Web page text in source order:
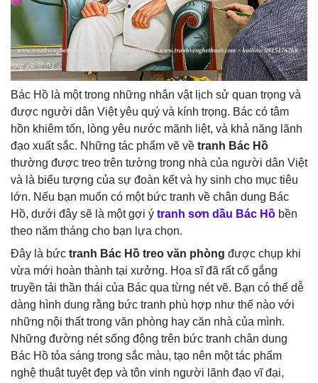
Bác Hồ là một trong những nhân vật lịch sử quan trọng và
được người dân Việt yêu quý và kính trọng. Bác có tâm
hồn khiêm tốn, lòng yêu nước mãnh liệt, và khả năng lãnh
đạo xuất sắc. Những tác phẩm vẽ về tranh Bác Hồ
thường được treo trên tường trong nhà của người dân Việt
và là biểu tượng của sự đoàn kết và hy sinh cho mục tiêu
lớn. Nếu bạn muốn có một bức tranh về chân dung Bác
Hồ, dưới đây sẽ là một gợi ý tranh sơn dầu Bác Hồ bền
theo năm tháng cho bạn lựa chọn.
Đây là bức tranh Bác Hồ treo văn phòng được chụp khi
vừa mới hoàn thành tại xưởng. Họa sĩ đã rất cố gắng
truyền tải thần thái của Bác qua từng nét vẽ. Bạn có thể dễ
dàng hình dung rằng bức tranh phù hợp như thế nào với
những nội thất trong văn phòng hay căn nhà của mình.
Những đường nét sống động trên bức tranh chân dung
Bác Hồ tỏa sáng trong sắc màu, tạo nên một tác phẩm
nghệ thuật tuyệt đẹp và tôn vinh người lãnh đạo vĩ đại,